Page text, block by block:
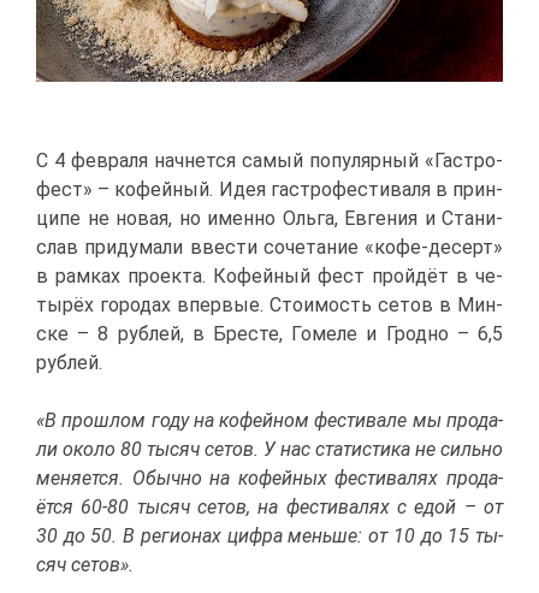
С 4 фев­ра­ля нач­нет­ся са­мый по­пу­ляр­ный «Га­стро­
фест» – ко­фей­ный. Идея га­стро­фе­сти­ва­ля в прин­
ци­пе не но­вая, но имен­но Оль­га, Ев­ге­ния и Ста­ни­
слав при­ду­ма­ли вве­сти со­че­та­ние «ко­фе-де­серт»
в рам­ках про­ек­та. Ко­фей­ный фест прой­дёт в че­
ты­рёх го­ро­дах впер­вые. Сто­и­мость се­тов в Мин­
ске – 8 руб­лей, в Бре­сте, Го­ме­ле и Грод­но – 6,5
руб­лей.
«В про­шлом го­ду на ко­фей­ном фе­сти­ва­ле мы про­да­
ли око­ло 80 ты­сяч се­тов. У нас ста­ти­сти­ка не силь­но
ме­ня­ет­ся. Обыч­но на ко­фей­ных фе­сти­ва­лях про­да­
ёт­ся 60-80 ты­сяч се­тов, на фе­сти­ва­лях с едой – от
30 до 50. В ре­ги­о­нах циф­ра мень­ше: от 10 до 15 ты­
сяч се­тов».